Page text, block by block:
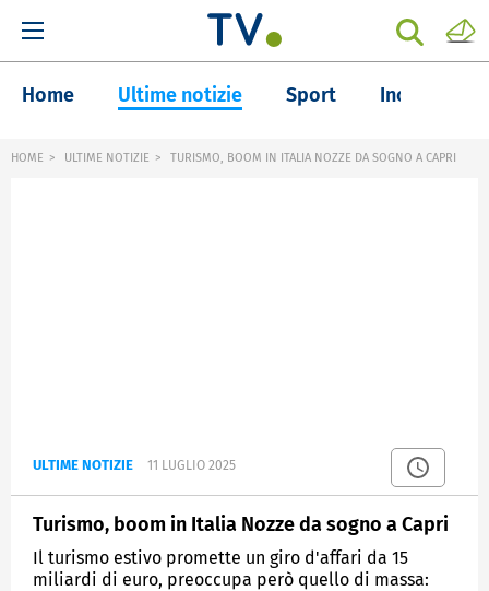
Home Ultime notizie Sport Inchieste
HOME ULTIME NOTIZIE TURISMO, BOOM IN ITALIA NOZZE DA SOGNO A CAPRI
ULTIME NOTIZIE 11 LUGLIO 2025
Turismo, boom in Italia Nozze da sogno a Capri
Il turismo estivo promette un giro d'affari da 15
miliardi di euro, preoccupa però quello di massa: